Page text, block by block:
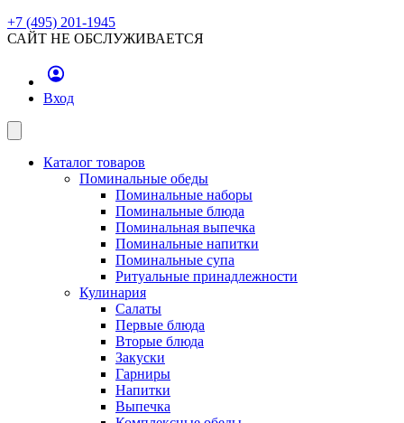
+7 (495) 201-1945
САЙТ НЕ ОБСЛУЖИВАЕТСЯ
Вход
Каталог товаров
Поминальные обеды
Поминальные наборы
Поминальные блюда
Поминальная выпечка
Поминальные напитки
Поминальные супа
Ритуальные принадлежности
Кулинария
Салаты
Первые блюда
Вторые блюда
Закуски
Гарниры
Напитки
Выпечка